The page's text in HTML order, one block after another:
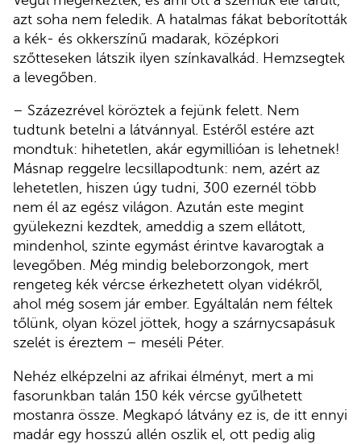
azt soha nem feledik. A hatalmas fákat beborították
a kék- és okkerszínű madarak, középkori
szőtteseken látszik ilyen színkavalkád. Hemzsegtek
a levegőben.
– Százezrével köröztek a fejünk felett. Nem
tudtunk betelni a látvánnyal. Estéről estére azt
mondtuk: hihetetlen, akár egymillióan is lehetnek!
Másnap reggelre lecsillapodtunk: nem, azért az
lehetetlen, hiszen úgy tudni, 300 ezernél több
nem él az egész világon. Azután este megint
gyülekezni kezdtek, ameddig a szem ellátott,
mindenhol, szinte egymást érintve kavarogtak a
levegőben. Még mindig beleborzongok, mert
rengeteg kék vércse érkezhetett olyan vidékről,
ahol még sosem jár ember. Egyáltalán nem féltek
tőlünk, olyan közel jöttek, hogy a szárnycsapásuk
szelét is éreztem – meséli Péter.
Nehéz elképzelni az afrikai élményt, mert a mi
fasorunkban talán 150 kék vércse gyűlhetett
mostanra össze. Megkapó látvány ez is, de itt ennyi
madár egy hosszú allén oszlik el, ott pedig alig